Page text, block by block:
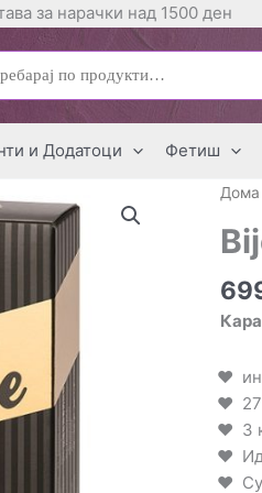
за нарачки над 1500 ден
и Додатоци Фетиш
Дома
3